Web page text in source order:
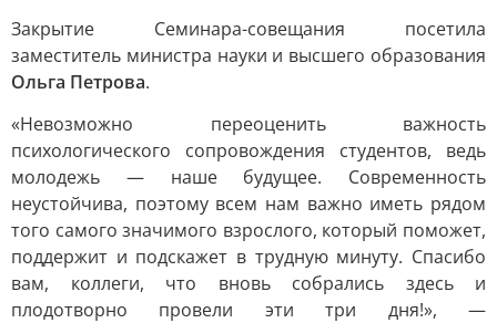
Закрытие Семинара-совещания посетила
заместитель министра науки и высшего образования
Ольга Петрова.
«Невозможно переоценить важность
психологического сопровождения студентов, ведь
молодежь — наше будущее. Современность
неустойчива, поэтому всем нам важно иметь рядом
того самого значимого взрослого, который поможет,
поддержит и подскажет в трудную минуту. Спасибо
вам, коллеги, что вновь собрались здесь и
плодотворно провели эти три дня!», —